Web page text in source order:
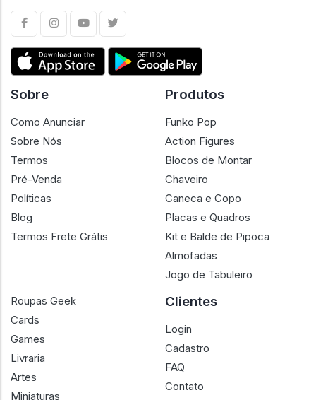
Sobre
Como Anunciar
Sobre Nós
Termos
Pré-Venda
Políticas
Blog
Termos Frete Grátis
Produtos
Funko Pop
Action Figures
Blocos de Montar
Chaveiro
Caneca e Copo
Placas e Quadros
Kit e Balde de Pipoca
Almofadas
Jogo de Tabuleiro
Roupas Geek
Cards
Games
Livraria
Artes
Miniaturas
Clientes
Login
Cadastro
FAQ
Contato